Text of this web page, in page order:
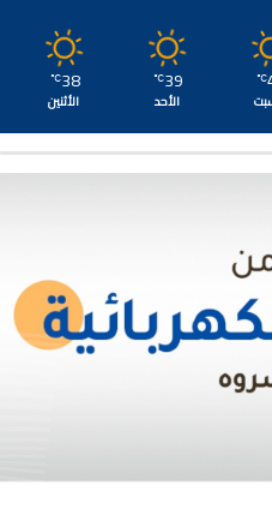
℃
39
℃
الأحد
38
℃
الأثنين